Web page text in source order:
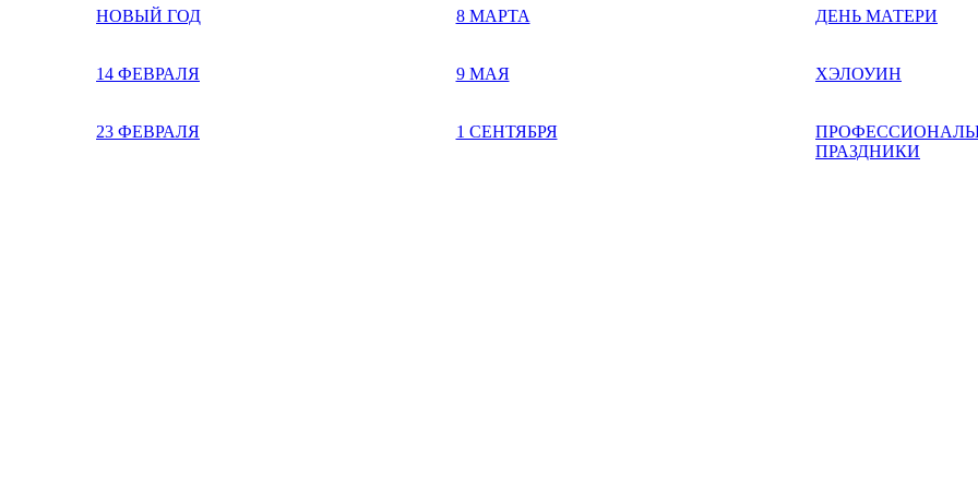
НОВЫЙ ГОД
14 ФЕВРАЛЯ
23 ФЕВРАЛЯ
8 МАРТА
9 МАЯ
1 СЕНТЯБРЯ
ДЕНЬ МАТЕРИ
ХЭЛОУИН
ПРАЗДНИКИ